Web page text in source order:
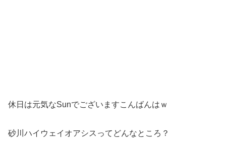
休日は元気なSunでございますこんばんはｗ
砂川ハイウェイオアシスってどんなところ？